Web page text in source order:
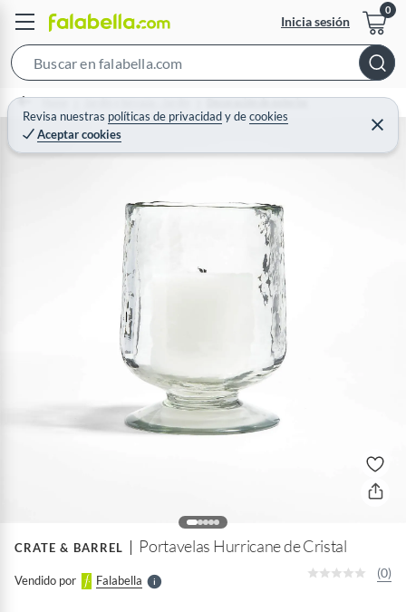
Inicia sesión
e
a
c
B
Revisa nuestras políticas de privacidadydecookies
Aceptar cookies
C
e
r
Home Jardín y terraza - Jardín Decoración de exterior
CRATE & BARREL Portavelas Hurricane de Cristal
Vendido por FalabellaS
l
(0)